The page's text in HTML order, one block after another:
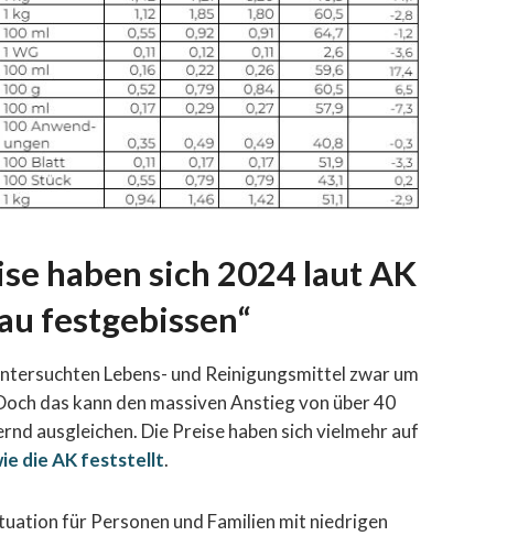
haben sich 2024 laut AK
festgebissen“
Lebens- und Reinigungsmittel zwar um
das kann den massiven Anstieg von über 40
ausgleichen. Die Preise haben sich vielmehr auf
die AK feststellt.
für Personen und Familien mit niedrigen